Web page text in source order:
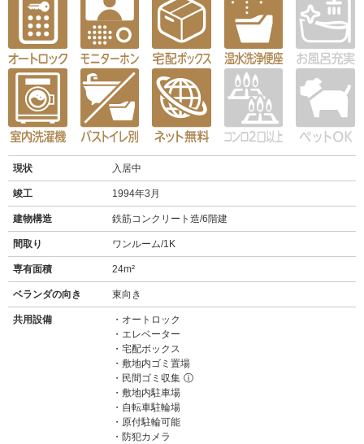
現状 入居中
竣工 1994年3月
建物構造 鉄筋コンクリート造/6階建
間取り ワンルーム/1K
専有面積 24m²
ベランダの向き 東向き
共用設備
オートロック
エレベーター
宅配ボックス
敷地内ゴミ置場
民間ゴミ収集 ⓘ
敷地内駐車場
自転車駐輪場
原付駐輪可能
防犯カメラ